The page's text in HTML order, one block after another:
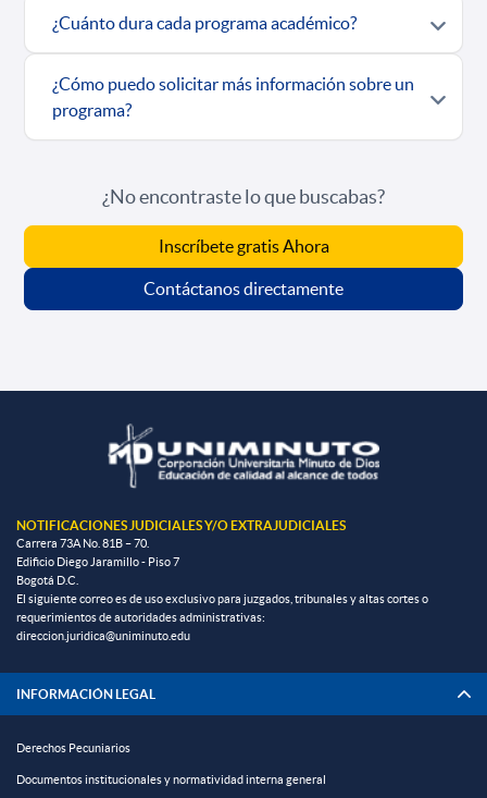
¿Cuánto dura cada programa académico?
¿Cómo puedo solicitar más información sobre un
programa?
¿No encontraste lo que buscabas?
Inscríbete gratis Ahora
Contáctanos directamente
NOTIFICACIONES JUDICIALES Y/O EXTRAJUDICIALES
Carrera 73A No. 81B – 70.
Edificio Diego Jaramillo - Piso 7
Bogotá D.C.
El siguiente correo es de uso exclusivo para juzgados, tribunales y altas cortes o
requerimientos de autoridades administrativas:
direccion.juridica@uniminuto.edu
INFORMACIÓN LEGAL
Derechos Pecuniarios
Documentos institucionales y normatividad interna general